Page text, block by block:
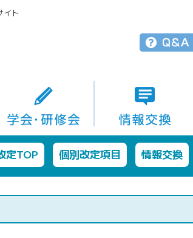
イト
定TOP 個別改定項目 情報交換